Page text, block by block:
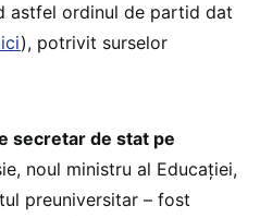
astfel ordinul de partid dat
), potrivit surselor
secretar de stat pe
noul ministru al Educației,
preuniversitar – fost